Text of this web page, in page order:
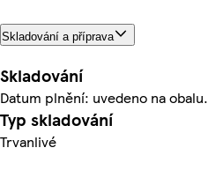
Skladování a příprava
Skladování
Datum plnění: uvedeno na obalu.
Typ skladování
Trvanlivé